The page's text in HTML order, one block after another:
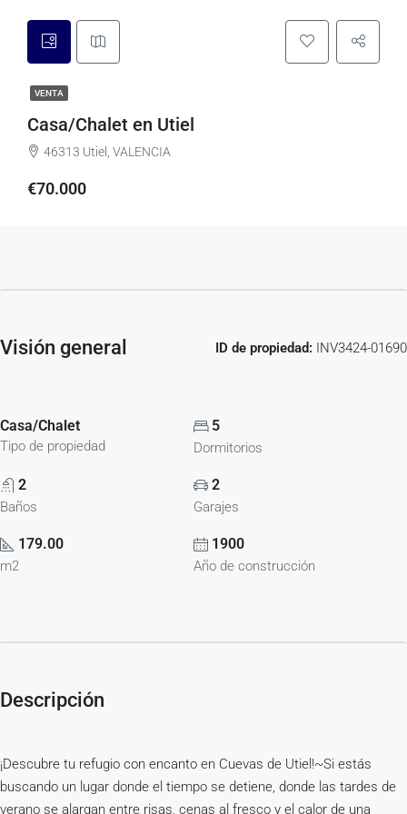
VENTA
Casa/Chalet en Utiel
46313 Utiel, VALENCIA
€70.000
Visión general ID de propiedad: INV3424-01690
Casa/Chalet
Tipo de propiedad
5
Dormitorios
2
Baños
2
Garajes
179.00
m2
1900
Año de construcción
Descripción
¡Descubre tu refugio con encanto en Cuevas de Utiel!~Si estás
buscando un lugar donde el tiempo se detiene, donde las tardes de
verano se alargan entre risas, cenas al fresco y el calor de una